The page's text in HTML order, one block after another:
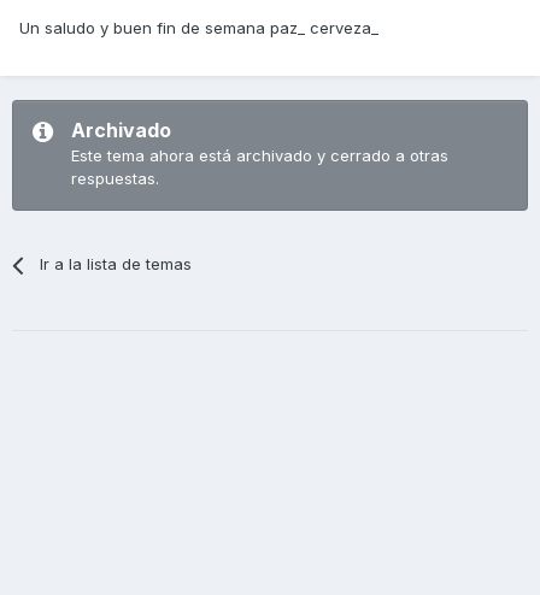
Un saludo y buen fin de semana paz_ cerveza_
Archivado
Este tema ahora está archivado y cerrado a otras
respuestas.
Ir a la lista de temas